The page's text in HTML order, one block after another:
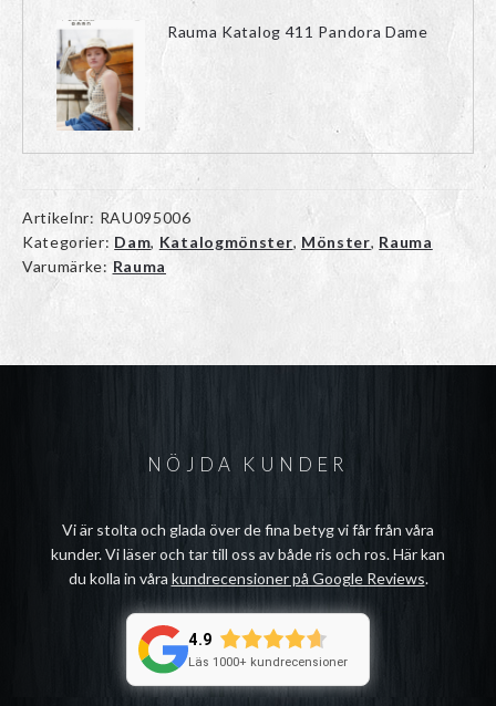
Rauma Katalog 411 Pandora Dame
Artikelnr: RAU095006
Kategorier: Dam, Katalogmönster, Mönster, Rauma
Varumärke: Rauma
NÖJDA KUNDER
Vi är stolta och glada över de fina betyg vi får från våra
kunder. Vi läser och tar till oss av både ris och ros. Här kan
du kolla in våra kundrecensioner på Google Reviews.
4.9
Läs 1000+ kundrecensioner